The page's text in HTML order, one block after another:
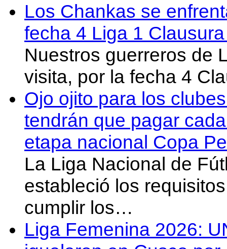
Los Chankas se
fecha 4 Liga 1
Nuestros guerreros de
visita, por la fecha 4
Ojo ojito para los
tendrán que pagar
etapa nacional Copa
La Liga Nacional de
estableció los
cumplir los…
Liga Femenina 2026: